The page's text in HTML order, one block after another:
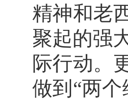
精神和老
聚起的强
际行动。
做到“两